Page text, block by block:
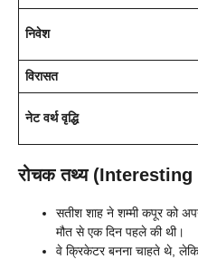
निवेश
विरासत
नेट वर्थ वृद्धि
रोचक तथ्य
सतीश शाह ने शम्मी कपूर को
मौत से एक दिन पहले की थी।
वे क्रिकेटर बनना चाहते थे,